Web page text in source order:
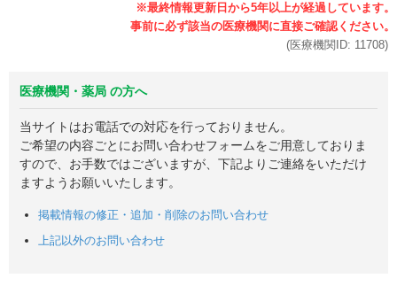
(医療機関ID: 11708)
医療機関・薬局 の方へ
当サイトはお電話での対応を行っておりません。
ご希望の内容ごとにお問い合わせフォームをご用意しておりま
すので、お手数ではございますが、下記よりご連絡をいただけ
ますようお願いいたします。
掲載情報の修正・追加・削除のお問い合わせ
上記以外のお問い合わせ